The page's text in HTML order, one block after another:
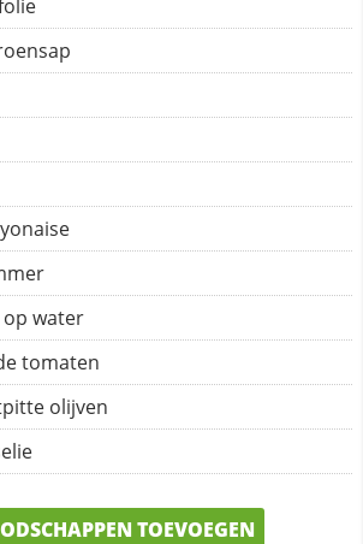
water
tomaten
olijven
TOEVOEGEN